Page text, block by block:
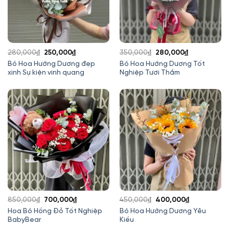
Bó Hoa Hướng Dương đẹp
xinh Sự kiện vinh quang
280,000₫
Giá
gốc
là:
250,000₫Giá
hiện
tại
250,000₫.
Bó Hoa Hướng Dương Tốt
Nghiệp Tươi Thắm
350,000₫
Giá
gốc
là:
280,000₫Giá
hiện
280,000₫.
Hoa Bó Hồng Đỏ Tốt Nghiệp
BabyBear
850,000₫
Giá
gốc
700,000₫Giá
hiện
Bó Hoa Hướng Dương Yêu
Kiều
450,000₫
Giá
gốc
400,000₫Giá
hiện